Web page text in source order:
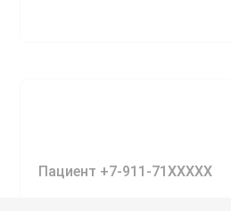
Пациент +7-911-71XXXXX